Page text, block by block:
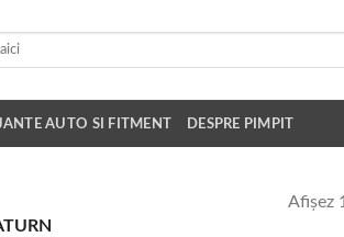
AUTO SI FITMENT DESPRE PIMPIT
Afișez